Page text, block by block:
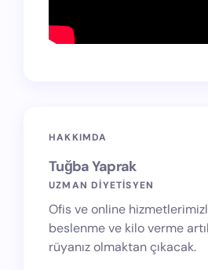
HAKKIMDA
Tuğba Yaprak
UZMAN DİYETİSYEN
Ofis ve online
beslenme ve kilo verme
rüyanız olmaktan çıkacak.